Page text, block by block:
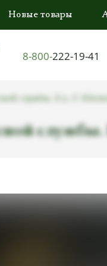
Новые товары
8-800-222-19-41
службы.